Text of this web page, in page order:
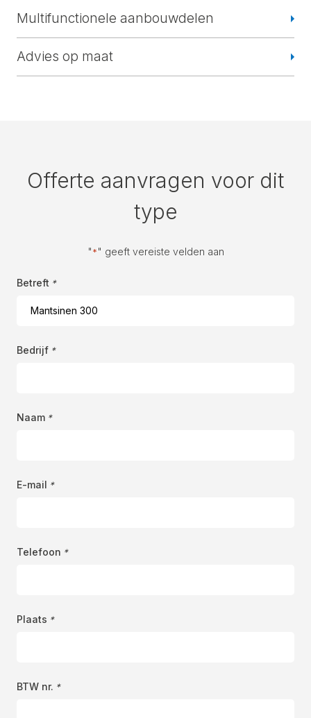
Multifunctionele aanbouwdelen
Advies op maat
Offerte aanvragen voor dit
type
"*" geeft vereiste velden aan
Betreft *
Bedrijf *
Naam *
E-mail *
Telefoon *
Plaats *
BTW nr. *